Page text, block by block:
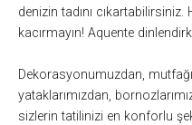
denizin tadını
kacırmayın! Aquente
Dekorasyonumuzdan,
yataklarımızdan,
sizlerin tatilinizi en konforlu